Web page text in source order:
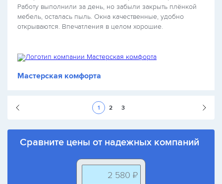
Работу выполнили за день, но забыли закрыть плёнкой
мебель, осталась пыль. Окна качественные, удобно
открываются. Впечатления в целом хорошие.
Мастерская комфорта
1 2 3
Следующая
Сравните цены от надежных компаний
2 580 ₽